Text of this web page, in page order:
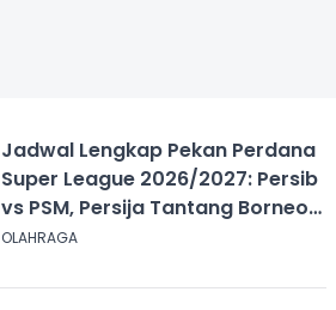
Jadwal Lengkap Pekan Perdana
Super League 2026/2027: Persib
vs PSM, Persija Tantang Borneo
FC
OLAHRAGA